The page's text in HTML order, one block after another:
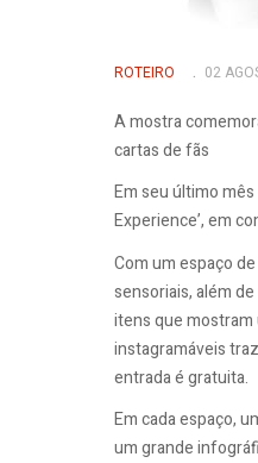
ROTEIRO 02
A mostra
cartas de fãs
Em seu último
Experience’, em
Com um espaço
sensoriais, além
itens que mostram
instagramáveis
entrada é gratuita.
Em cada espaço,
um grande